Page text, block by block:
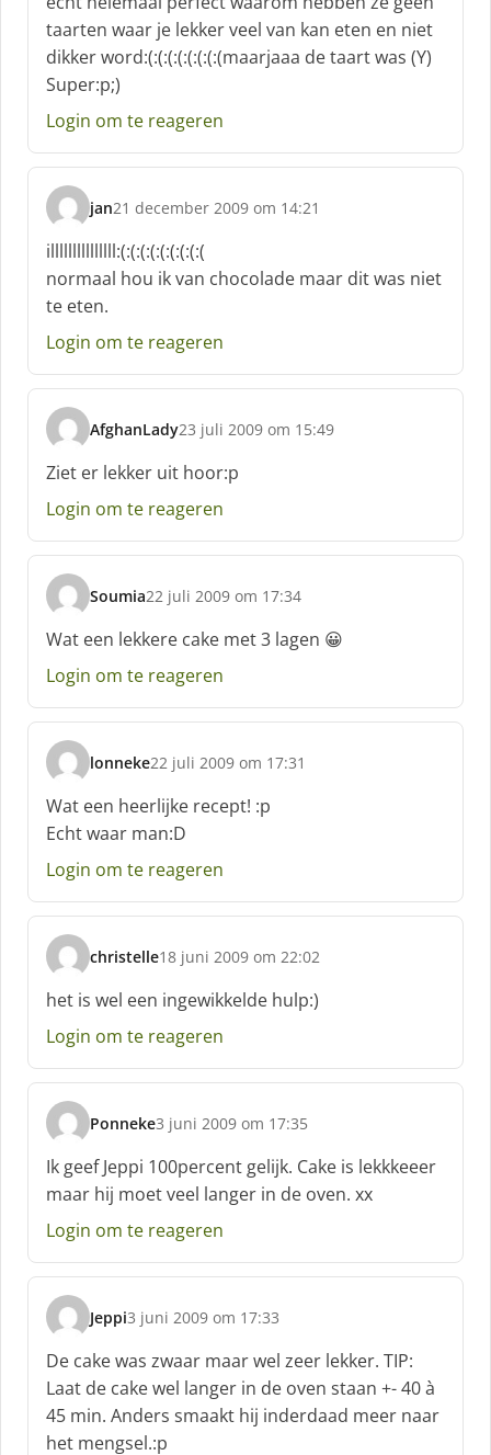
e
e
f
:
taarten waar je lekker veel van kan eten en niet
dikker word:(:(:(:(:(:(:(:(maarjaaa de taart was (Y)
Super:p;)
Login om te reageren
jan
s
c
h
r
e
e
:
21 december 2009 om 14:21
illlllllllllllll:(:(:(:(:(:(:(:(:(
normaal hou ik van chocolade maar dit was niet
te eten.
Login om te reageren
AfghanLady
s
c
h
r
e
f
:
23 juli 2009 om 15:49
Ziet er lekker uit hoor:p
Login om te reageren
Soumia
s
c
h
r
e
f
:
22 juli 2009 om 17:34
Wat een lekkere cake met 3 lagen 😀
Login om te reageren
lonneke
s
c
h
r
e
f
22 juli 2009 om 17:31
Wat een heerlijke recept! :p
Echt waar man:D
Login om te reageren
christelle
s
c
h
r
e
f
:
18 juni 2009 om 22:02
het is wel een ingewikkelde hulp:)
Login om te reageren
Ponneke
s
c
h
r
e
f
3 juni 2009 om 17:35
Ik geef Jeppi 100percent gelijk. Cake is lekkkeeer
maar hij moet veel langer in de oven. xx
Login om te reageren
Jeppi
s
c
h
r
e
e
3 juni 2009 om 17:33
De cake was zwaar maar wel zeer lekker. TIP:
Laat de cake wel langer in de oven staan +- 40 à
45 min. Anders smaakt hij inderdaad meer naar
het mengsel.:p